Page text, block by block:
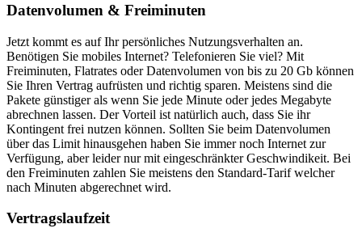
Datenvolumen & Freiminuten
Jetzt kommt es auf Ihr persönliches Nutzungsverhalten an.
Benötigen Sie mobiles Internet? Telefonieren Sie viel? Mit
Freiminuten, Flatrates oder Datenvolumen von bis zu 20 Gb können
Sie Ihren Vertrag aufrüsten und richtig sparen. Meistens sind die
Pakete günstiger als wenn Sie jede Minute oder jedes Megabyte
abrechnen lassen. Der Vorteil ist natürlich auch, dass Sie ihr
Kontingent frei nutzen können. Sollten Sie beim Datenvolumen
über das Limit hinausgehen haben Sie immer noch Internet zur
Verfügung, aber leider nur mit eingeschränkter Geschwindikeit. Bei
den Freiminuten zahlen Sie meistens den Standard-Tarif welcher
nach Minuten abgerechnet wird.
Vertragslaufzeit